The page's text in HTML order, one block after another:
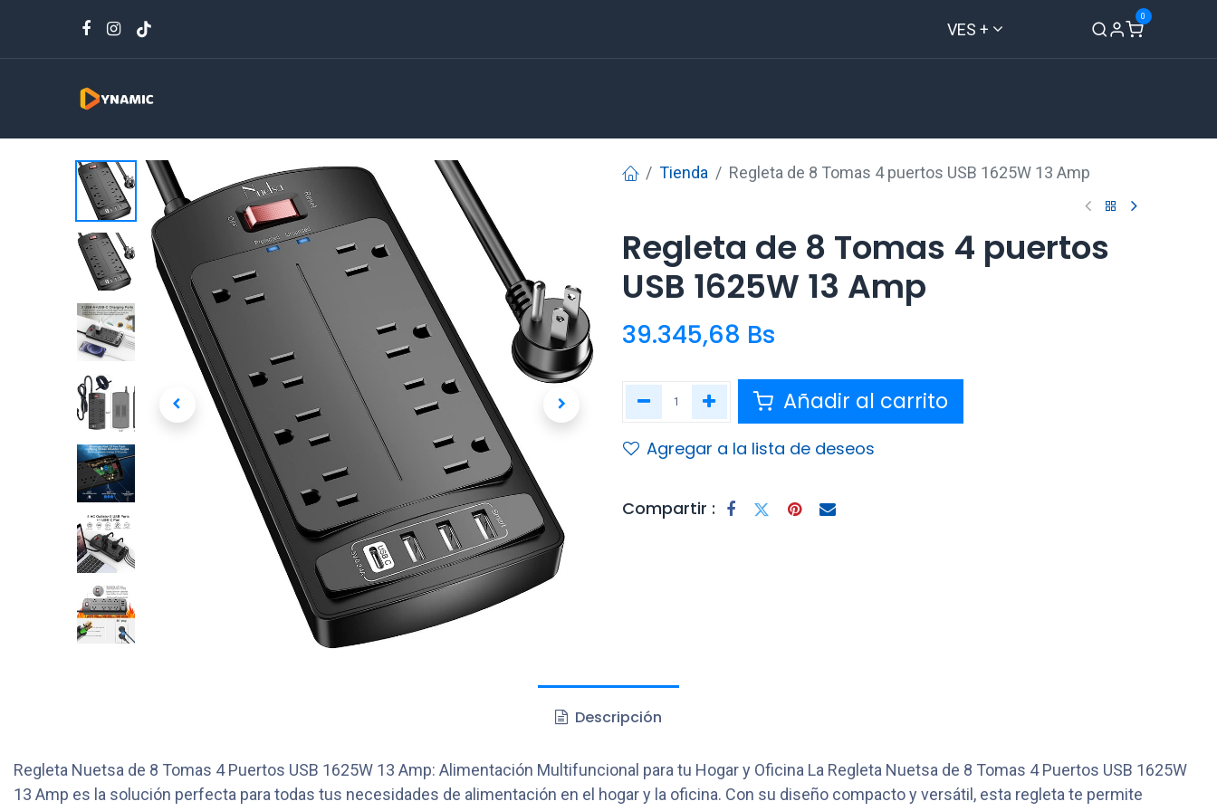
VES +
0
Tienda Regleta de 8 Tomas 4 puertos USB 1625W 13 Amp
Regleta de 8 Tomas 4 puertos
USB 1625W 13 Amp
39.345,68 Bs
Añadir al carrito
Agregar a la lista de deseos
Compartir :
Descripción
Regleta Nuetsa de 8 Tomas 4 Puertos USB 1625W 13 Amp: Alimentación Multifuncional para tu Hogar y Oficina La Regleta Nuetsa de 8 Tomas 4 Puertos USB 1625W
13 Amp es la solución perfecta para todas tus necesidades de alimentación en el hogar y la oficina. Con su diseño compacto y versátil, esta regleta te permite